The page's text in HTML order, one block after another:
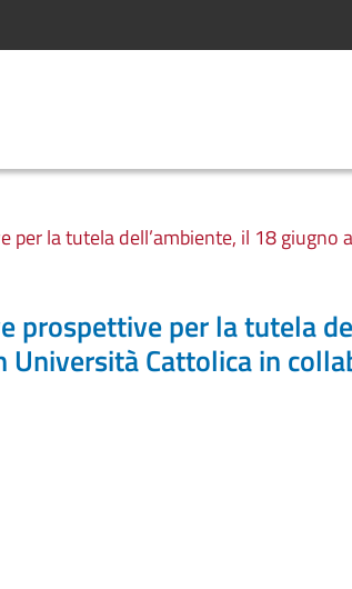
la tutela dell’ambiente, il 18
prospettive per la tutela
Cattolica in